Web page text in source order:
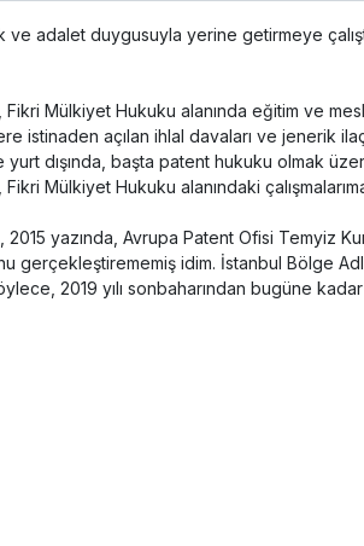
ve adalet duygusuyla yerine getirmeye
Fikri Mülkiyet Hukuku alanında eğitim
istinaden açılan ihlal davaları ve jenerik
dışında, başta patent hukuku olmak
Mülkiyet Hukuku alanındaki
2015 yazında, Avrupa Patent Ofisi
gerçekleştirememiş idim. İstanbul Bölge
2019 yılı sonbaharından bugüne